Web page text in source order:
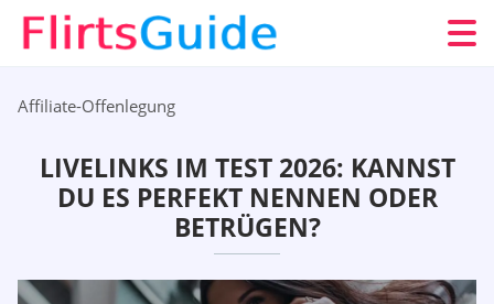
Affiliate-Offenlegung
LIVELINKS IM TEST 2026: KANNST
DU ES PERFEKT NENNEN ODER
BETRÜGEN?